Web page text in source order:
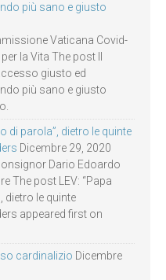
più sano e giusto
Vaticana Covid-
la Vita The post Il
giusto ed
più sano e giusto
di parola”, dietro le quinte
Dicembre 29, 2020
Dario Edoardo
The post LEV: “Papa
dietro le quinte
appeared first on
cardinalizio Dicembre